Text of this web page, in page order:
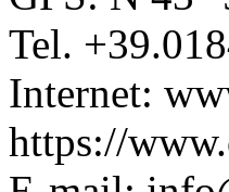
Tel.
Internet:
https://